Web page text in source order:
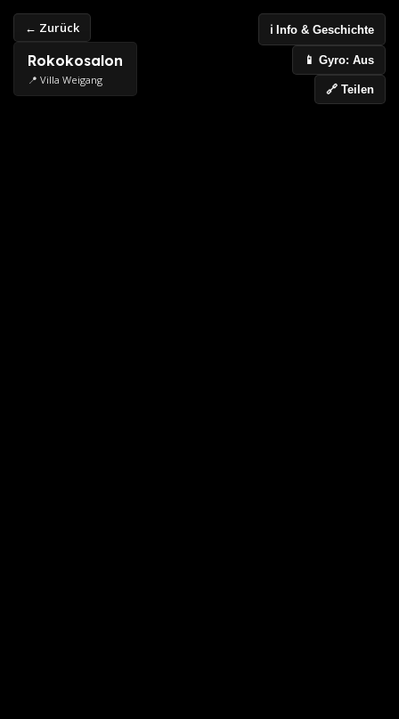
← Zurück
Rokokosalon
📍 Villa Weigang
ℹ️ Info & Geschichte
📱 Gyro: Aus
🔗 Teilen